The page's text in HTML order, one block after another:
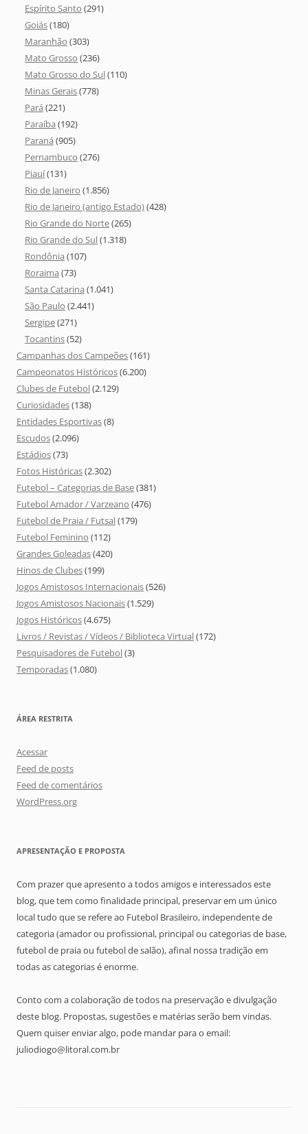
Espírito Santo (291)
Goiás(180)
Maranhão (303)
Mato Grosso (236)
Mato Grosso do Sul(110)
Minas Gerais(778)
Pará (221)
Paraíba (192)
Paraná (905)
Pernambuco (276)
Piauí(131)
Rio de Janeiro (1.856)
Rio de Janeiro (antigo Estado)(428)
Rio Grande do Norte(265)
Rio Grande do Sul(1.318)
Rondônia (107)
Roraima (73)
Santa Catarina (1.041)
São Paulo (2.441)
Sergipe(271)
Tocantins(52)
Campanhas dos Campeões(161)
Campeonatos Históricos(6.200)
Clubes de Futebol(2.129)
Curiosidades(138)
Entidades Esportivas(8)
Escudos(2.096)
Estádios(73)
Fotos Históricas(2.302)
Futebol – Categorias de Base(381)
Futebol Amador / Varzeano (476)
Futebol de Praia / Futsal(179)
Futebol Feminino (112)
Grandes Goleadas(420)
Hinos de Clubes(199)
Jogos Amistosos Internacionais(526)
Jogos Amistosos Nacionais(1.529)
Jogos Históricos(4.675)
Livros / Revistas / Vídeos / Biblioteca Virtual(172)
Pesquisadores de Futebol(3)
Temporadas(1.080)
ÁREA RESTRITA
Acessar
Feed de posts
Feed de comentários
WordPress.org
APRESENTAÇÃO E PROPOSTA
Com prazer que apresento a todos amigos e interessados este
blog, que tem como finalidade principal, preservar em um único
local tudo que se refere ao Futebol Brasileiro, independente de
categoria (amador ou profissional, principal ou categorias de base,
futebol de praia ou futebol de salão), afinal nossa tradição em
todas as categorias é enorme.
Conto com a colaboração de todos na preservação e divulgação
deste blog. Propostas, sugestões e matérias serão bem vindas.
Quem quiser enviar algo, pode mandar para o email:
juliodiogo@litoral.com.br